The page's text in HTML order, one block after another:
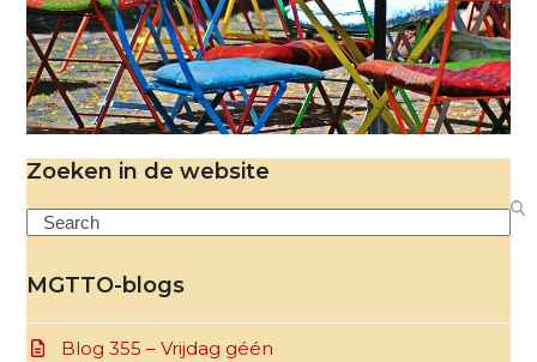
Zoeken in de website
Search
MGTTO-blogs
Blog 355 – Vrijdag géén